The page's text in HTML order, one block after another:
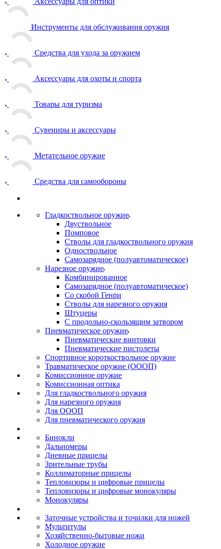
Инструменты для обслуживания оружия
Средства для ухода за оружием
Аксессуары для охоты и спорта
Товары для туризма
Сувениры и аксессуары
Метательное оружие
Средства для самообороны
Гладкоствольное оружие
Двуствольное
Помповое
Стволы для гладкоствольного оружия
Одноствольное
Самозарядное (полуавтоматическое)
Нарезное оружие
Комбинированное
Самозарядное (полуавтоматическое)
Со скобой Генри
Стволы для нарезного оружия
Штуцеры
С продольно-скользящим затвором
Пневматическое оружие
Пневматические винтовки
Пневматические пистолеты
Спортивное короткоствольное оружие
Травматическое оружие (ОООП)
Комиссионное оружие
Комиссионная оптика
Для гладкоствольного оружия
Для нарезного оружия
Для ОООП
Для пневматического оружия
Бинокли
Дальномеры
Дневные прицелы
Зрительные трубы
Коллиматорные прицелы
Тепловизоры и цифровые прицелы
Тепловизоры и цифровые монокуляры
Монокуляры
Заточные устройства и точилки для ножей
Мультитулы
Хозяйственно-бытовые ножи
Холодное оружие